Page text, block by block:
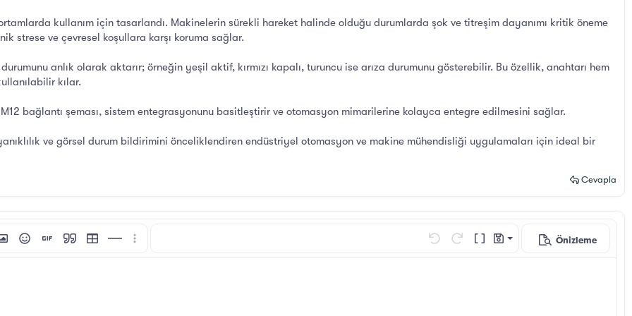
kullanım için tasarlandı. Makinelerin sürekli hareket halinde olduğu durumlarda şok ve titreşim dayanımı kritik öneme
strese ve çevresel koşullara karşı koruma sağlar.
anlık olarak aktarır; örneğin yeşil aktif, kırmızı kapalı, turuncu ise arıza durumunu gösterebilir. Bu özellik, anahtarı hem
kılar.
M12 bağlantı şeması, sistem entegrasyonunu basitleştirir ve otomasyon mimarilerine kolayca entegre edilmesini sağlar.
ve görsel durum bildirimini önceliklendiren endüstriyel otomasyon ve makine mühendisliği uygulamaları için ideal bir
Cevapla
ekleekle
İfadelerGIF ekle
Alıntı Tablo ekleYatay çizgi ekle
Daha fazla seçenek… Geri alileri alBB Kod aç/kapat
Taslaklar
Taslağı kaydet
Önizleme